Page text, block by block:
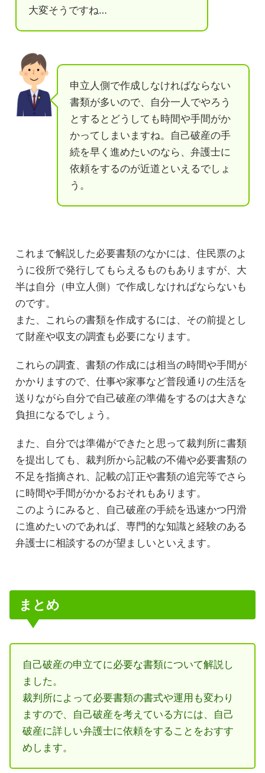
大変そうですね…
申立人側で作成しなければならない
書類が多いので、自分一人でやろう
とするとどうしても時間や手間がか
かってしまいますね。自己破産の手
続を早く進めたいのなら、弁護士に
依頼をするのが近道といえるでしょ
う。
これまで解説した必要書類のなかには、住民票のよ
うに役所で発行してもらえるものもありますが、大
半は自分（申立人側）で作成しなければならないも
のです。
また、これらの書類を作成するには、その前提とし
て財産や収支の調査も必要になります。
これらの調査、書類の作成には相当の時間や手間が
かかりますので、仕事や家事など普段通りの生活を
送りながら自分で自己破産の準備をするのは大きな
負担になるでしょう。
また、自分では準備ができたと思って裁判所に書類
を提出しても、裁判所から記載の不備や必要書類の
不足を指摘され、記載の訂正や書類の追完等でさら
に時間や手間がかかるおそれもあります。
このようにみると、自己破産の手続を迅速かつ円滑
に進めたいのであれば、専門的な知識と経験のある
弁護士に相談するのが望ましいといえます。
まとめ
自己破産の申立てに必要な書類について解説し
ました。
裁判所によって必要書類の書式や運用も変わり
ますので、自己破産を考えている方には、自己
破産に詳しい弁護士に依頼をすることをおすす
めします。